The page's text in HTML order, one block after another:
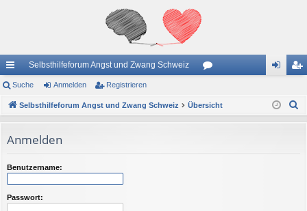
ch
ne
ug
riff
Selbsthilfeforum Angst und Zwang Schweiz
en m ist
Suche Anmelden Registrieren
Selbsthilfeforum Angst und Zwang Schweiz Übersicht
Anmelden
Benutzername:
Passwort: